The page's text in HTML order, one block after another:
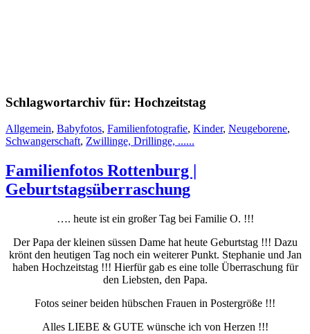
Schlagwortarchiv für: Hochzeitstag
Allgemein, Babyfotos, Familienfotografie, Kinder, Neugeborene,
Schwangerschaft, Zwillinge, Drillinge, ......
Familienfotos Rottenburg |
Geburtstagsüberraschung
…. heute ist ein großer Tag bei Familie O. !!!
Der Papa der kleinen süssen Dame hat heute Geburtstag !!! Dazu
krönt den heutigen Tag noch ein weiterer Punkt. Stephanie und Jan
haben Hochzeitstag !!! Hierfür gab es eine tolle Überraschung für
den Liebsten, den Papa.
Fotos seiner beiden hübschen Frauen in Postergröße !!!
Alles LIEBE & GUTE wünsche ich von Herzen !!!